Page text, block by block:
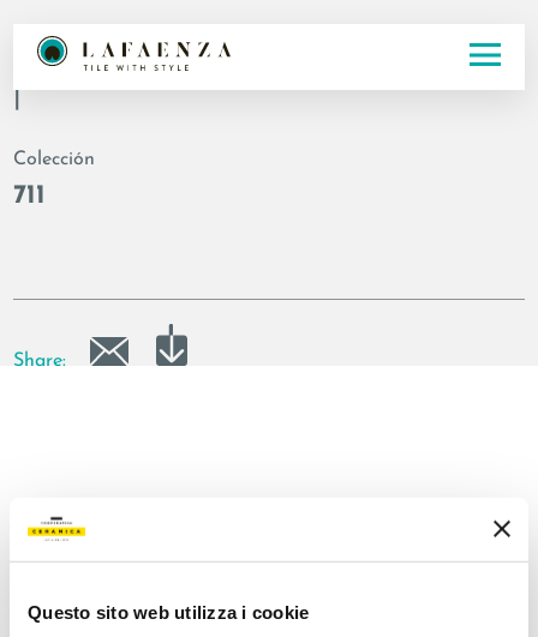
Questo sito web utilizza i cookie
Código
|
Colección
711
Share:
A brand of Cooperativa Ceramica d’Imola